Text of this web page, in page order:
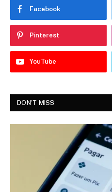
Facebook
Pinterest
YouTube
DON'T MISS